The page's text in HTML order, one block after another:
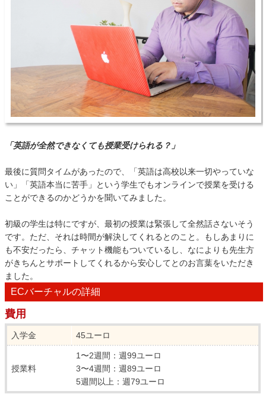
「英語が全然できなくても授業受けられる？」
最後に質問タイムがあったので、「英語は高校以来一切やっていな
い」「英語本当に苦手」という学生でもオンラインで授業を受ける
ことができるのかどうかを聞いてみました。
初級の学生は特にですが、最初の授業は緊張して全然話さないそう
です。ただ、それは時間が解決してくれるとのこと。もしあまりに
も不安だったら、チャット機能もついているし、なによりも先生方
がきちんとサポートしてくれるから安心してとのお言葉をいただき
ました。
ECバーチャルの詳細
費用
入学金 45ユーロ
授業料
1〜2週間：週99ユーロ
3〜4週間：週89ユーロ
5週間以上：週79ユーロ